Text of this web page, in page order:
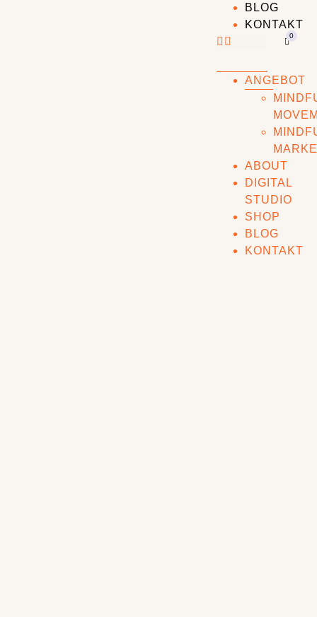
BLOG
KONTAKT
ANGEBOT
ABOUT
DIGITAL
STUDIO
SHOP
BLOG
KONTAKT
0